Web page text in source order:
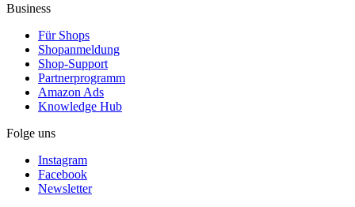
Business
Für Shops
Shopanmeldung
Shop-Support
Partnerprogramm
Amazon Ads
Knowledge Hub
Folge uns
Instagram
Facebook
Newsletter